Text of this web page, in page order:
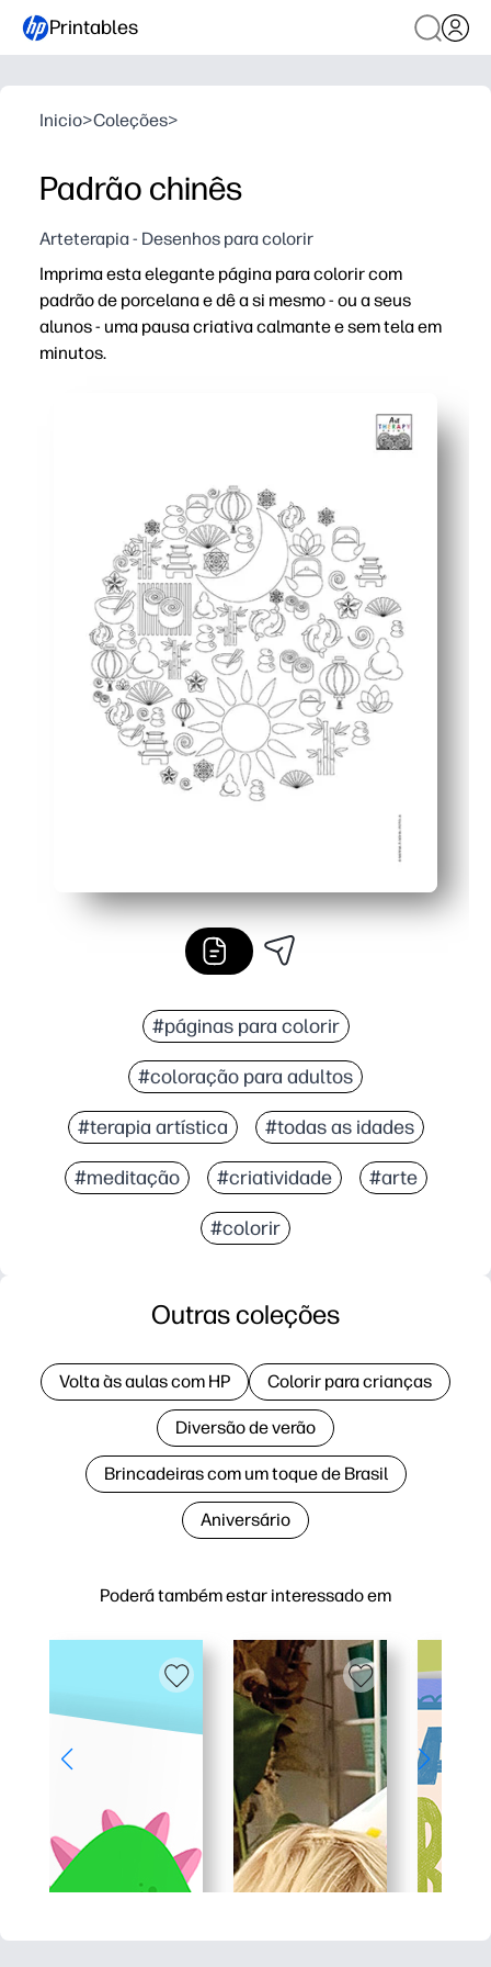
Printables
Inicio>Coleções>
Padrão chinês
Arteterapia - Desenhos para colorir
Imprima esta elegante página para colorir com
padrão de porcelana e dê a si mesmo - ou a seus
alunos - uma pausa criativa calmante e sem tela em
minutos.
Detalhe calmante - motivos repetidos promovem
Desenvolvimento de habilidades - suporta o foco e o
#páginas para colorir
#coloração para adultos
#terapia artística #todas as idades
#meditação #criatividade #arte
#colorir
Poderá também estar interessado em
Outras coleções
Volta às aulas com HP Colorir para crianças
Diversão de verão
Brincadeiras com um toque de Brasil
Aniversário